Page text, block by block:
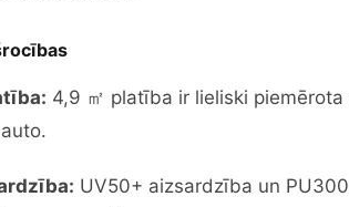
4,9 ㎡ platība ir lieliski
UV50+ aizsardzība un